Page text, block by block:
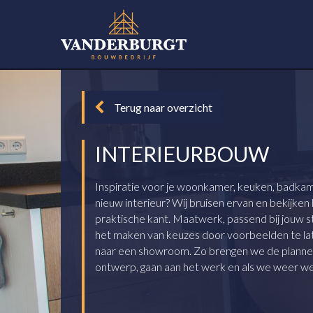
Terug naar overzicht
INTERIEURBOUW
Inspiratie voor je woonkamer, keuken,
nieuw interieur? Wij bruisen ervan en
praktische kant. Maatwerk, passend bij jouw
het maken van keuzes door voorbeelden te
naar een showroom. Zo brengen we de
ontwerp, gaan aan het werk en als we weer